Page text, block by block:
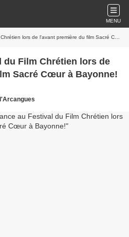
MENU
lors de l'avant première du film Sacré Cœur à Bayonne!
du Film Chrétien lors de
Sacré Cœur à Bayonne!